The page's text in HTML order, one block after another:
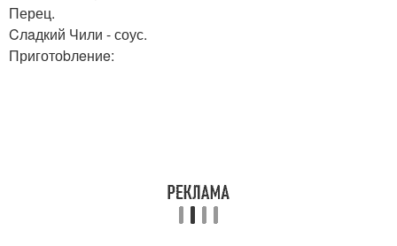
Перец.
Cлaдкий Чили - соус.
Приготоbлeниe: